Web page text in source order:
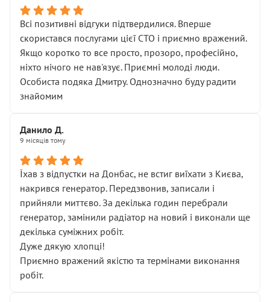
Всі позитивні відгуки підтвердилися. Вперше
скористався послугами цієї СТО і приємно вражений.
Якщо коротко то все просто, прозоро, професійно,
ніхто нічого не нав'язує. Приємні молоді люди.
Особиста подяка Дмитру. Однозначно буду радити
знайомим
Данило Д.
9 місяців тому
Їхав з відпустки на Донбас, не встиг виїхати з Києва,
накрився генератор. Передзвонив, записали і
прийняли миттєво. За декілька годин перебрали
генератор, замінили радіатор на новий і виконали ще
декілька суміжних робіт.
Дуже дякую хлопці!
Приємно вражений якістю та термінами виконання
робіт.